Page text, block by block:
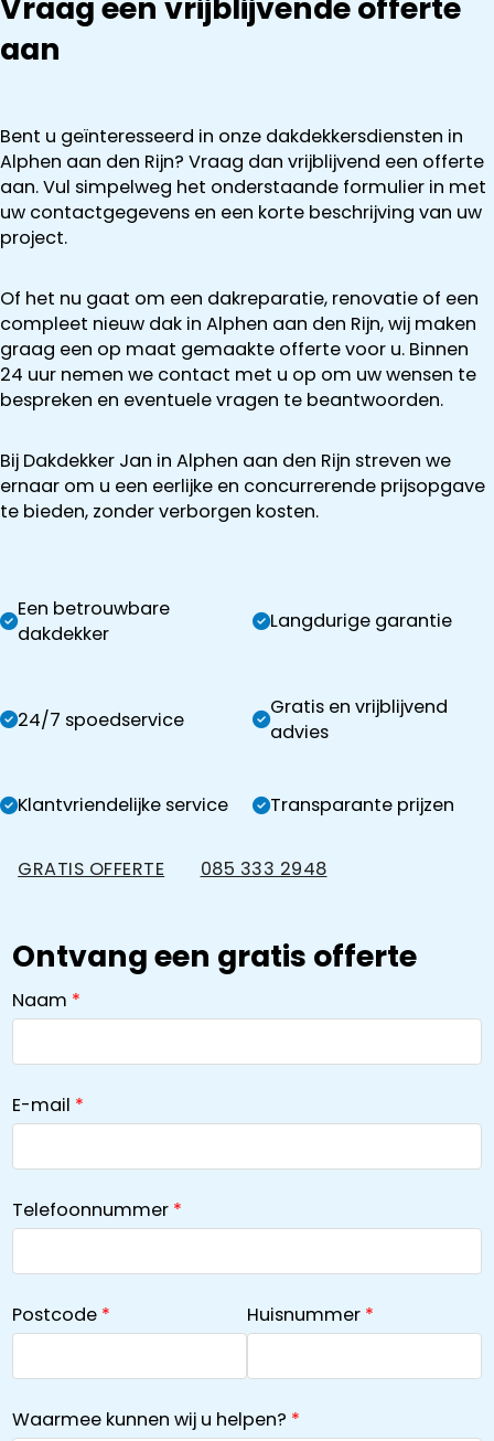
Vraag een vrijblijvende offerte
aan
Bent u geïnteresseerd in onze dakdekkersdiensten in
Alphen aan den Rijn? Vraag dan vrijblijvend een offerte
aan. Vul simpelweg het onderstaande formulier in met
uw contactgegevens en een korte beschrijving van uw
project.
Of het nu gaat om een dakreparatie, renovatie of een
compleet nieuw dak in Alphen aan den Rijn, wij maken
graag een op maat gemaakte offerte voor u. Binnen
24 uur nemen we contact met u op om uw wensen te
bespreken en eventuele vragen te beantwoorden.
Bij Dakdekker Jan in Alphen aan den Rijn streven we
ernaar om u een eerlijke en concurrerende prijsopgave
te bieden, zonder verborgen kosten.
Een betrouwbare
dakdekker
Langdurige garantie
24/7 spoedservice
Gratis en vrijblijvend
advies
Klantvriendelijke service Transparante prijzen
GRATIS OFFERTE 085 333 2948
Ontvang een gratis offerte
Naam
E-mail
Telefoonnummer
Postcode Huisnummer
Waarmee kunnen wij u helpen?